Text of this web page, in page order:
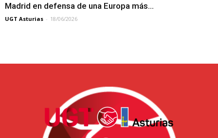
Madrid en defensa de una Europa más...
UGT Asturias - 18/06/2026